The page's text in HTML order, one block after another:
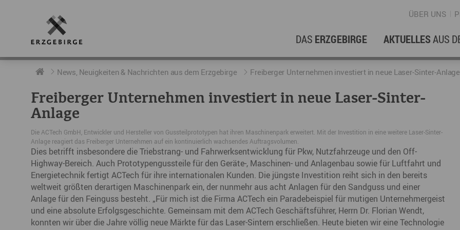
ÜBER UNS
DAS ERZGEBIRGE
RUND UMS ERZGEBIRGE
Geschichte
Der Erzgebirgskreis
Städte im Erzgebirge
Erzgebirgskrimi
Fakten
WIRTSCHAFTSREGION
Stellenangebote im Erzgebirge
Arbeiten im Erzgebirge
Coworking Spaces im Erzgebirge
DER FILM
AKTUELLESAUS
AKTUELLES
Neuigkeiten
Podcast „hERZschlag“
ERFOLGSGESCHICHTEN
hERZgeschichten
kurz ERZählt
DIE BOTSCHAFTER
Botschafter im Überblick
Botschafterveranstaltungen
News, Neuigkeiten & Nachrichten aus dem Erzgebirge Freiberger Unternehmen investiert in neue Laser-Sinter-Anlage
Freiberger Unternehmen investiert in neue Laser-Sinter-
Anlage
Die ACTech GmbH, Entwickler und Hersteller von Gussteilprototypen hat ihren Maschinenpark erweitert. Mit der Investition in eine weitere Laser-Sinter-
Anlage reagiert das Freiberger Unternehmen auf ein kontinuierlich wachsendes Auftragsvolumen.
Dies betrifft insbesondere die Triebstrang- und Fahrwerksentwicklung für Pkw, Nutzfahrzeuge und den Off-
Highway-Bereich. Auch Prototypengussteile für den Geräte-, Maschinen- und Anlagenbau sowie für Luftfahrt und
Energietechnik fertigt ACTech für ihre internationalen Kunden. Die jüngste Investition reiht sich in den bereits
weltweit größten derartigen Maschinenpark ein, der nunmehr aus acht Anlagen für den Sandguss und einer
Anlage für den Feinguss besteht. „Für mich ist die Firma ACTech ein Paradebeispiel für mutigen Unternehmergeist
und eine absolute Erfolgsgeschichte. Gemeinsam mit dem ACTech Geschäftsführer, Herrn Dr. Florian Wendt,
konnten wir über die Jahre völlig neue Märkte für das Laser-Sintern erschließen. Heute bieten wir eine Technologie